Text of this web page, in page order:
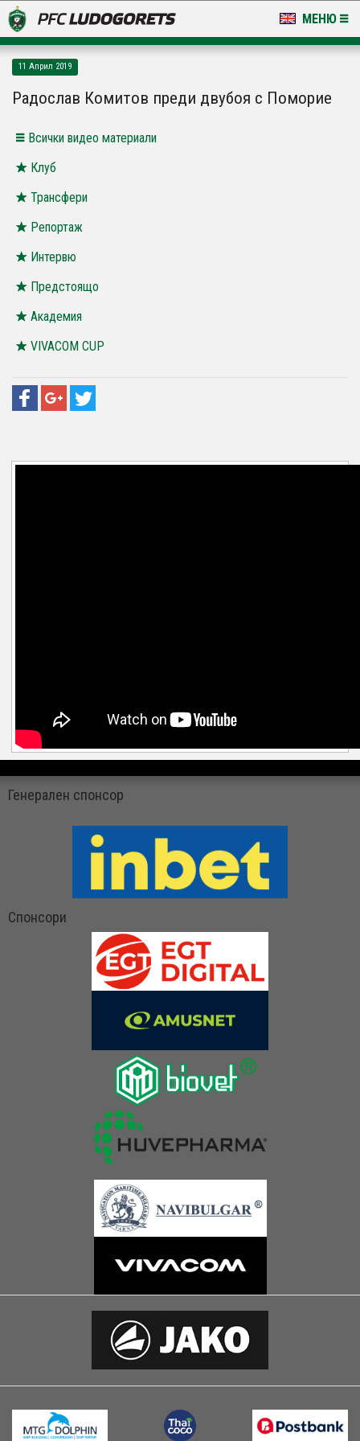
МЕНЮ
LUDOGORETS TV
СТАДИОН & БАЗИ
КЛУБ
ЗА ФЕНОВЕ
11 Април 2019
Радослав Комитов преди двубоя с Поморие
Всички видео материали
Клуб
Трансфери
Репортаж
Интервю
Предстоящо
Академия
VIVACOM CUP
Генерален спонсор
Спонсори